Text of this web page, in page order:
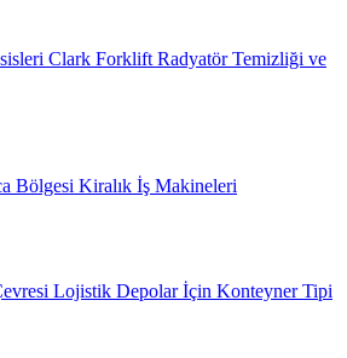
Clark Forklift Radyatör Temizliği ve
Bölgesi Kiralık İş Makineleri
Lojistik Depolar İçin Konteyner Tipi